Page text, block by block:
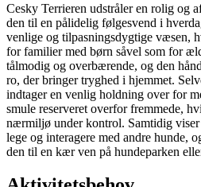
Cesky Terrieren udstråler en rolig og
den til en pålidelig følgesvend i
venlige og tilpasningsdygtige væsen,
for familier med børn såvel som for
tålmodig og overbærende, og den
ro, der bringer tryghed i hjemmet.
indtager en venlig holdning over for
smule reserveret overfor fremmede,
nærmiljø under kontrol. Samtidig
lege og interagere med andre hunde,
den til en kær ven på hundeparken